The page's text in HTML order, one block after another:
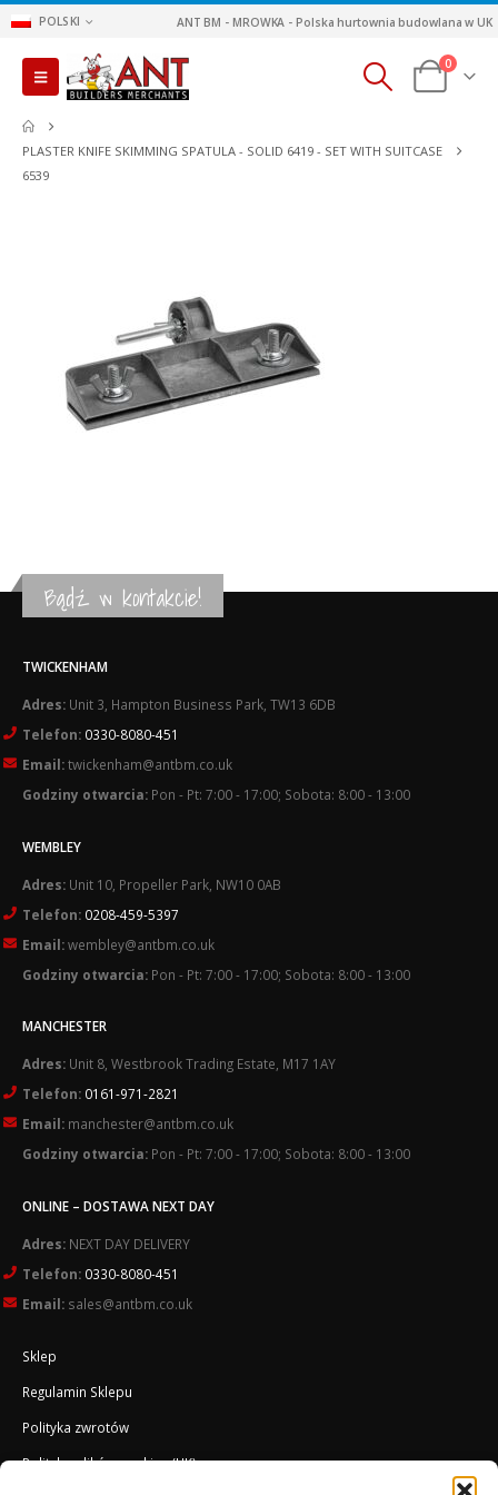
POLSKI ANT BM - MROWKA - Polska hurtownia budowlana w UK
0
PLASTER KNIFE SKIMMING SPATULA - SOLID 6419 - SET WITH SUITCASE
6539
Bądź w kontakcie!
TWICKENHAM
Adres: Unit 3, Hampton Business Park, TW13 6DB
Telefon: 0330-8080-451
Email:twickenham@antbm.co.uk
Godziny otwarcia: Pon - Pt: 7:00 - 17:00; Sobota: 8:00 - 13:00
WEMBLEY
Adres: Unit 10, Propeller Park, NW10 0AB
Telefon: 0208-459-5397
Email:wembley@antbm.co.uk
Godziny otwarcia: Pon - Pt: 7:00 - 17:00; Sobota: 8:00 - 13:00
MANCHESTER
Adres: Unit 8, Westbrook Trading Estate, M17 1AY
Telefon: 0161-971-2821
Email: manchester@antbm.co.uk
Godziny otwarcia: Pon - Pt: 7:00 - 17:00; Sobota: 8:00 - 13:00
ONLINE – DOSTAWA NEXT DAY
Adres: NEXT DAY DELIVERY
Telefon: 0330-8080-451
Email: sales@antbm.co.uk
Sklep
Regulamin Sklepu
Polityka zwrotów
Polityka plików cookies (UK)